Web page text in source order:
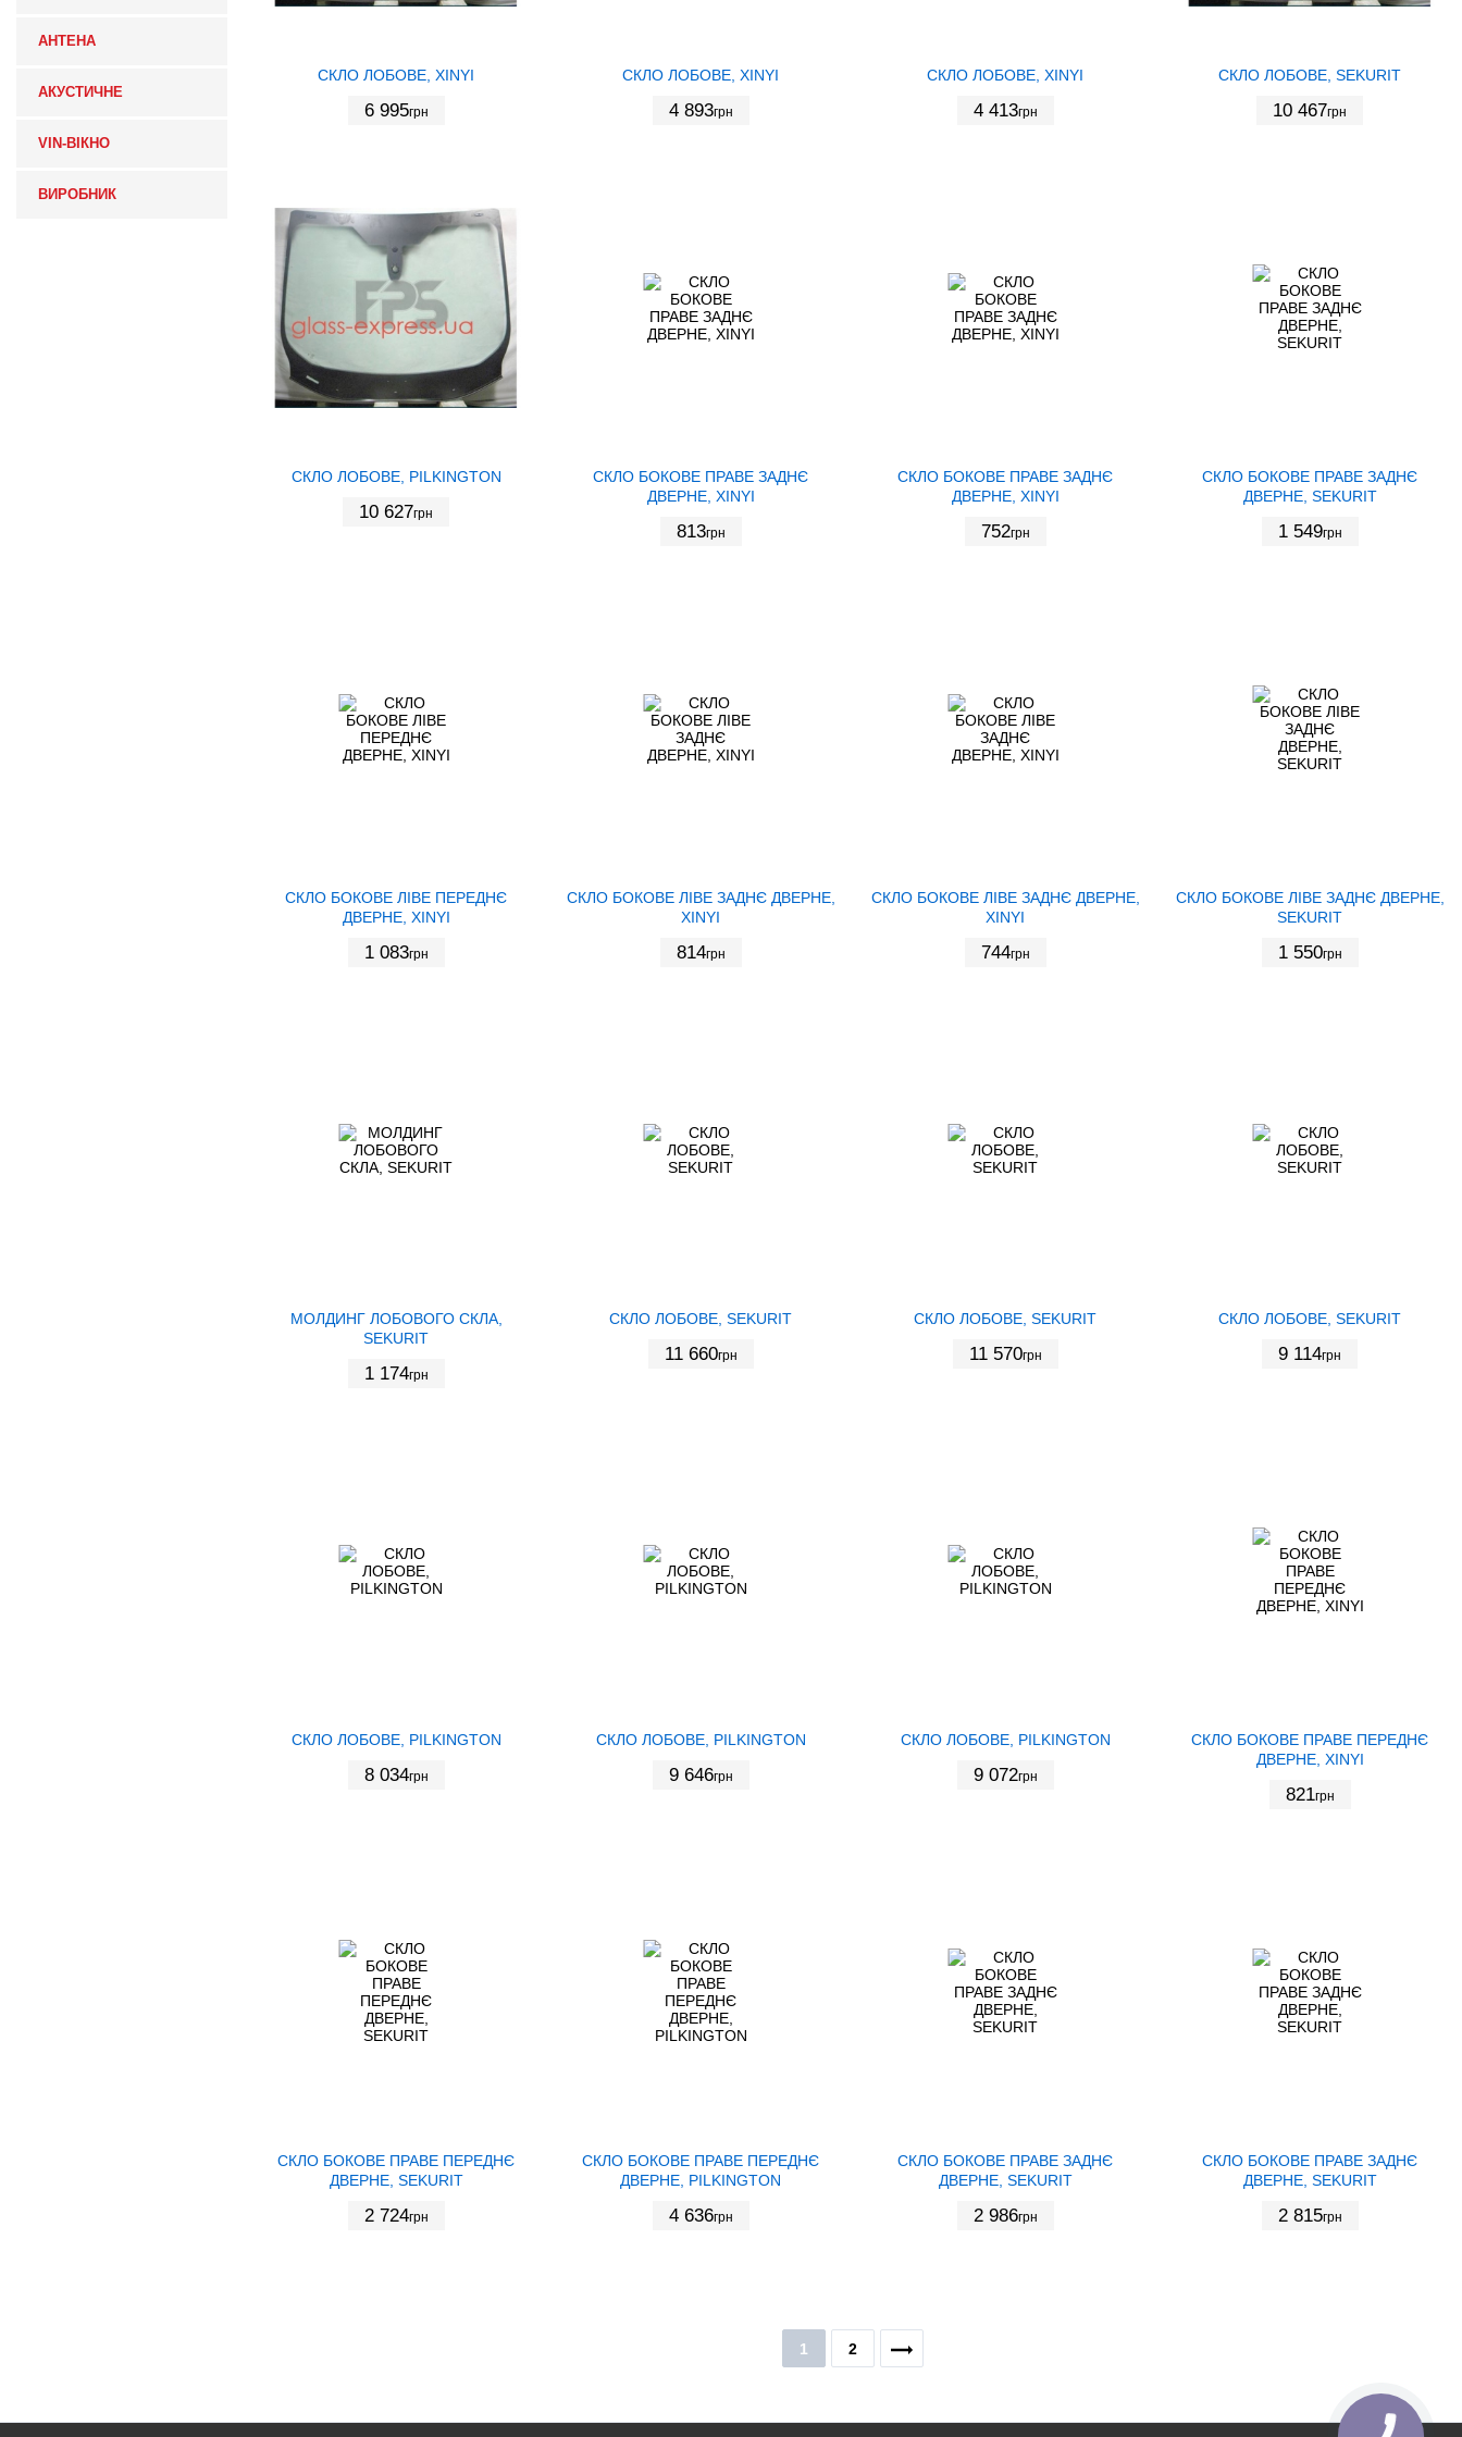
АНТЕНА
АКУСТИЧНЕ
VIN-ВІКНО
ВИРОБНИК
СКЛО ЛОБОВЕ, XINYI
6 995грн
СКЛО ЛОБОВЕ, XINYI
4 893грн
СКЛО ЛОБОВЕ, XINYI
4 413грн
СКЛО ЛОБОВЕ, SEKURIT
10 467грн
СКЛО ЛОБОВЕ, PILKINGTON
10 627грн
СКЛО БОКОВЕ ПРАВЕ ЗАДНЄ
ДВЕРНЕ, XINYI
813грн
СКЛО БОКОВЕ ПРАВЕ ЗАДНЄ
ДВЕРНЕ, XINYI
752грн
СКЛО БОКОВЕ ПРАВЕ ЗАДНЄ
ДВЕРНЕ, SEKURIT
1 549грн
СКЛО БОКОВЕ ЛІВЕ ПЕРЕДНЄ
ДВЕРНЕ, XINYI
1 083грн
СКЛО БОКОВЕ ЛІВЕ ЗАДНЄ ДВЕРНЕ,
XINYI
814грн
СКЛО БОКОВЕ ЛІВЕ ЗАДНЄ ДВЕРНЕ,
XINYI
744грн
СКЛО БОКОВЕ ЛІВЕ ЗАДНЄ ДВЕРНЕ,
SEKURIT
1 550грн
МОЛДИНГ ЛОБОВОГО СКЛА,
SEKURIT
1 174грн
СКЛО ЛОБОВЕ, SEKURIT
11 660грн
СКЛО ЛОБОВЕ, SEKURIT
11 570грн
СКЛО ЛОБОВЕ, SEKURIT
9 114грн
СКЛО ЛОБОВЕ, PILKINGTON
8 034грн
СКЛО ЛОБОВЕ, PILKINGTON
9 646грн
СКЛО ЛОБОВЕ, PILKINGTON
9 072грн
СКЛО БОКОВЕ ПРАВЕ ПЕРЕДНЄ
ДВЕРНЕ, XINYI
821грн
СКЛО БОКОВЕ ПРАВЕ ПЕРЕДНЄ
ДВЕРНЕ, SEKURIT
2 724грн
СКЛО БОКОВЕ ПРАВЕ ПЕРЕДНЄ
ДВЕРНЕ, PILKINGTON
4 636грн
СКЛО БОКОВЕ ПРАВЕ ЗАДНЄ
ДВЕРНЕ, SEKURIT
2 986грн
СКЛО БОКОВЕ ПРАВЕ ЗАДНЄ
ДВЕРНЕ, SEKURIT
2 815грн
1 2